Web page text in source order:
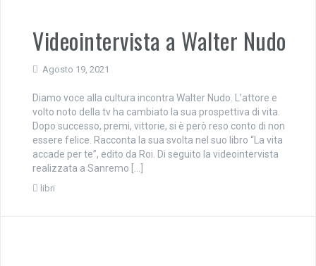
Videointervista a Walter Nudo
Agosto 19, 2021
Diamo voce alla cultura incontra Walter Nudo. L’attore e
volto noto della tv ha cambiato la sua prospettiva di vita.
Dopo successo, premi, vittorie, si è però reso conto di non
essere felice. Racconta la sua svolta nel suo libro “La vita
accade per te”, edito da Roi. Di seguito la videointervista
realizzata a Sanremo […]
libri